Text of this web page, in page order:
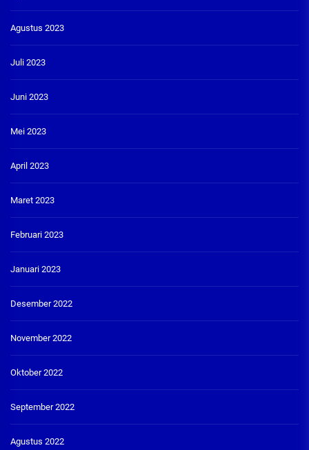
Agustus 2023
Juli 2023
Juni 2023
Mei 2023
April 2023
Maret 2023
Februari 2023
Januari 2023
Desember 2022
November 2022
Oktober 2022
September 2022
Agustus 2022